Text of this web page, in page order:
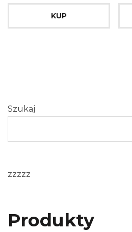
KUP
Szukaj
zzzzz
Produkty